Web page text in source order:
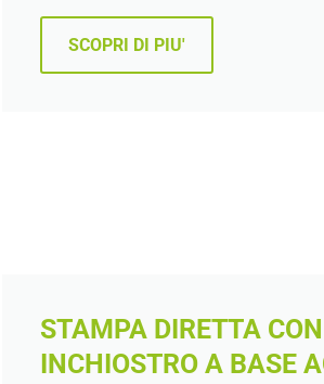
SCOPRI DI PIU'
STAMPA DIRETTA CON
INCHIOSTRO A BASE